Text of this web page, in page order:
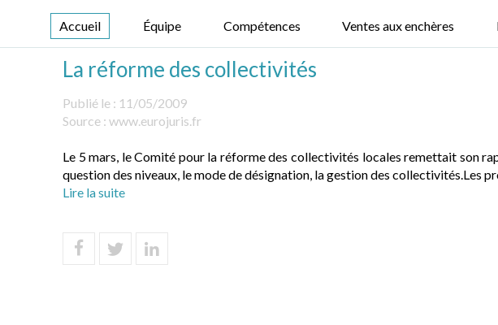
Accueil Équipe Compétences Ventes aux enchères
La réforme des collectivités
Publié le : 11/05/2009
Source : www.eurojuris.fr
Le 5 mars, le Comité pour la réforme des collectivités locales remettait son
question des niveaux, le mode de désignation, la gestion des collectivités.Les
Lire la suite